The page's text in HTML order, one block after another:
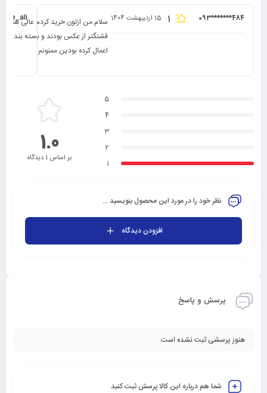
093*******484
1 15 اردیبهشت 1404
سلام من ازتون خرید کردم عالی
قشنگتر از عکس بودند و بسته
اعمال کرده بودین ممنونم
5
4
3
2
1
1.0بر اساس 1 دیدگاه
نظر خود را در مورد این محصول بنویسید ...
افزودن دیدگاه
پرسش و پاسخ
هنوز پرسشی ثبت نشده است.
شما هم درباره این کالا پرسش ثبت کنید